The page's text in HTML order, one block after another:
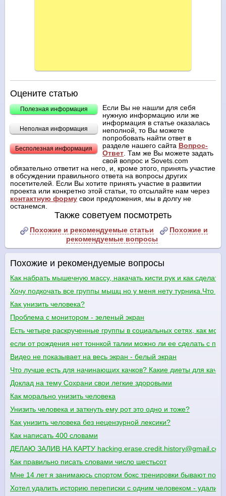
Оцените статью
Полезная информация
Неполная информация
Бесполезная информация
Если Вы не нашли для себя
нужную информацию или же
информация в статье оказалась
неполной, то Вы можете
попробовать найти ответ в
разделе нашего сайта Вопрос-
Ответ. Там же Вы можете задать
свой вопрос и Sovets.com
обязательно ответит на него, и, кроме этого, принять участие
в обсуждении правильного ответа на вопросы других
посетителей. Если Вы хотите принять участие в развитии
проекта или конкретно этой статьи, то отсылайте нам через
контактную форму свои предложения, мы в долгу не
останемся.
Также советуем посмотреть
Похожие и рекомендуемые статьи
Похожие и
рекомендуемые вопросы
Похожие и рекомендуемые вопросы
Как набрать мышечную массу, накачать кисти рук и как
Хочу подкочать все группы мышц но у меня нету турника.Что
Как унизить человека?
Проблема с монитором - зеленый экран
Есть четыре раскрученные группы в социальных сетях, как
если от рождения нет тоннкой талии можно ли ее сделать с
Видео не показывает на весь экран - белый экран
Что лучше есть для начинающих качков? Какие диеты для
Доклад на тему Сохрани свои легкие здоровыми
Как морально унизить человека
Унизить человека и заткнуть ему рот это одно и тоже?
Как унизить человека без нецензурной лексики?
Как написать 400 словами
ДЕЛАЮ ЗАЛИВ НА КАРТУ hacking.erase.credit.history@gmail.com
Как правильно писать словами число шестьсот
Мне 14 лет я занимаюсь спортом бокс тренировки бывают
Хотел удалить историю переписки с одним человеком -